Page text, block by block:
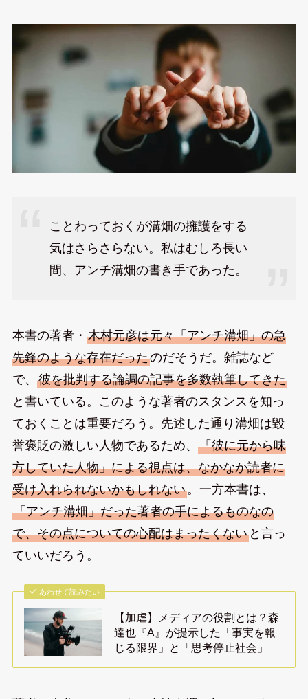
ことわっておくが溝畑の擁護をする
気はさらさらない。私はむしろ長い
間、アンチ溝畑の書き手であった。
本書の著者・ 木村元彦は元々「アンチ溝畑」の急
先鋒のような存在だったのだそうだ。雑誌など
で、 彼を批判する論調の記事を多数執筆してきた
と書いている。このような著者のスタンスを知っ
ておくことは重要だろう。先述した通り溝畑は毀
誉褒貶の激しい人物であるため、 「彼に元から味
方していた人物」による視点は、なかなか読者に
受け入れられないかもしれない。一方本書は、
「アンチ溝畑」だった著者の手によるものなの
で、その点についての心配はまったくないと言っ
ていいだろう。
あわせて読みたい
【加虐】メディアの役割とは？森
達也『A』が提示した「事実を報
じる限界」と「思考停止社会」